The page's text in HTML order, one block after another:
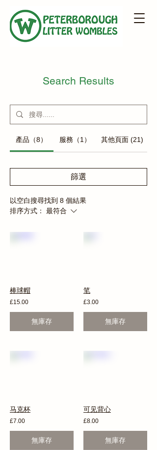
Search Results
產品（8） 服務（1） 其他頁面 (21)
篩選
以空白搜尋找到 8 個結果
排序方式：
最符合
棒球帽
£15.00
無庫存
笔
£3.00
無庫存
马克杯
£7.00
無庫存
可见背心
£8.00
無庫存